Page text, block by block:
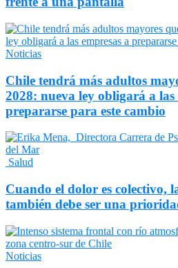
Noticias
Chile tendrá más adultos
2028: nueva ley obligará a las
prepararse para este cambio
Salud
Cuando el dolor es colectivo,
también debe ser una
Noticias